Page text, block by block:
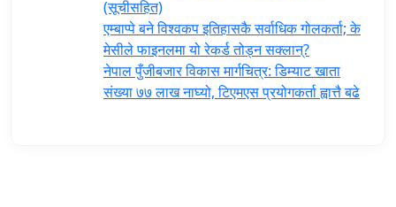
(सूचीसहित)
एम्बाप्पे बने विश्वकप इतिहासकै सर्वाधिक गोलकर्ता; के
मेसीले फाइनलमा यो रेकर्ड तोड्न सक्लान्?
नेपाल पुँजीबजार विकास मार्गचित्र: डिम्याट खाता
संख्या ७७ लाख नाघ्यो, टिएमएस प्रयोगकर्ता ह्वात्तै बढे